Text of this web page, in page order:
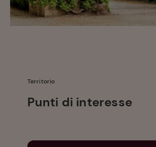
Territorio
Punti di interesse